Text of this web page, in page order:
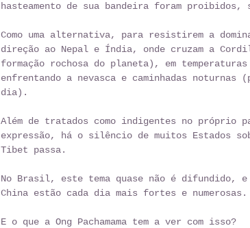
hasteamento de sua bandeira foram
Como uma alternativa, para resistirem a
direção ao Nepal e Índia, onde cruzam a
formação rochosa do planeta), em
enfrentando a nevasca e caminhadas noturnas
dia).
Além de tratados como indigentes no próprio
expressão, há o silêncio de muitos Estados
Tibet passa.
No Brasil, este tema quase não é difundido,
China estão cada dia mais fortes e numerosas.
E o que a Ong Pachamama tem a ver com isso?